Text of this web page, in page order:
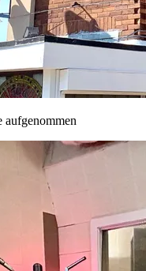
aufgenommen